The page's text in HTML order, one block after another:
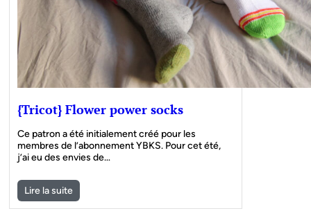
{Tricot} Flower power socks
Ce patron a été initialement créé pour les
membres de l’abonnement YBKS. Pour cet été,
j’ai eu des envies de…
Lire la suite